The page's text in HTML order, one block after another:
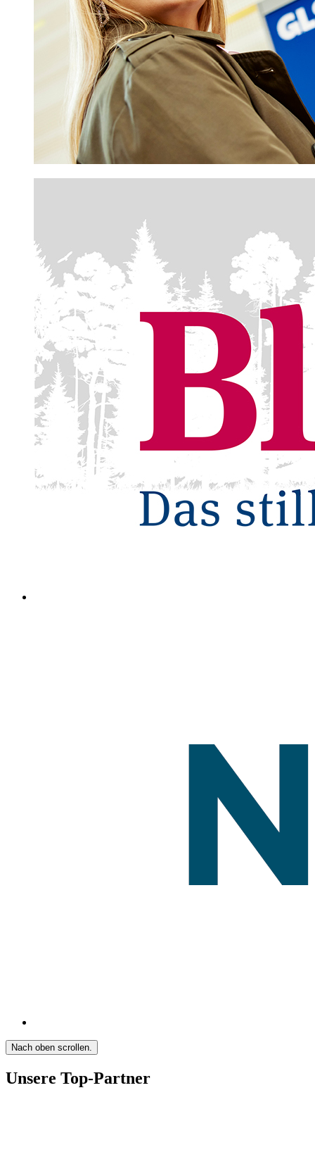
Nach oben scrollen.
Unsere Top-Partner